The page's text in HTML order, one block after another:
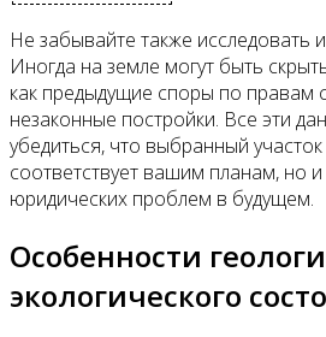
Не забывайте также исследовать
Иногда на земле могут быть
как предыдущие споры по правам
незаконные постройки. Все эти
убедиться, что выбранный
соответствует вашим планам, но
юридических проблем в будущем.
Особенности
экологического